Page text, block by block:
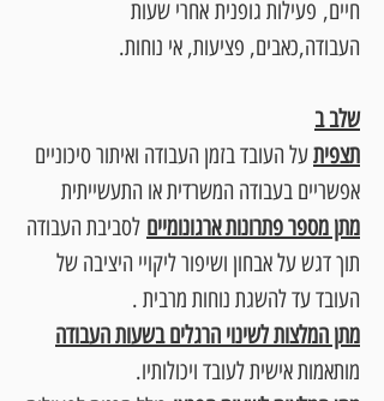
חיים, פעילות גופנית אחרי שעות
העבודה,כאבים, פציעות, אי נוחות.
שלב ב
תצפיתעל העובד בזמן העבודה ואיתור סיכוניים
אפשריים בעבודה המשרדית או התעשייתית
מתן מספר פתרונות ארגונומיים לסביבת העבודה
תוך דגש על אבחון ושיפור ליקויי היציבה של
העובד עד להשגת נוחות מרבית .
מתן המלצות לשינוי הרגלים בשעות העבודה
מותאמות אישית לעובד ויכולותיו.